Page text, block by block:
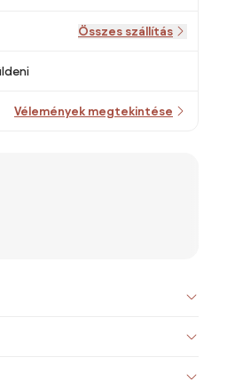
Összes szállítás
Vélemények megtekintése